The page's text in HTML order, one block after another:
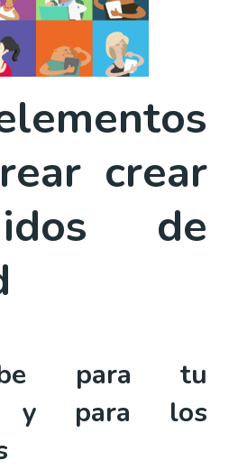
crear
de
para tu
y para los